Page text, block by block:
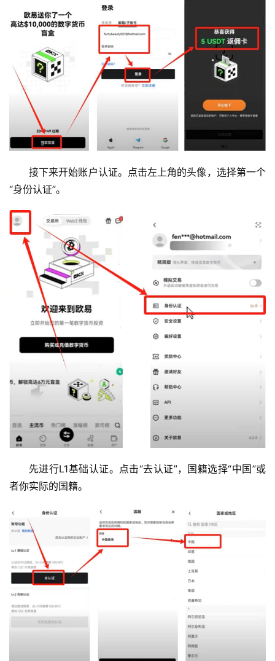
接下来开始账户认证。点击左上角的头像，选择第一个
“身份认证”。
先进行L1基础认证。点击“去认证”，国籍选择“中国”或
者你实际的国籍。